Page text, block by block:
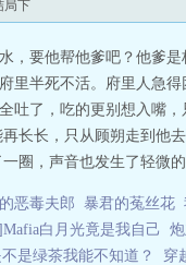
基前，军师被人掳走，生死
了知道了，我马上就完蛋，
明：1.苏景同爱顾朔，从小
局下
，要他帮他爹吧？他爹
里半死不活。府里人急
吐了，吃的更别想入嘴
长长，只从顾朔走到他
圈，声音也发生了轻微
恶毒夫郎 暴君的菟丝花
白月光竟是我自己
是绿茶我能不知道？ 穿